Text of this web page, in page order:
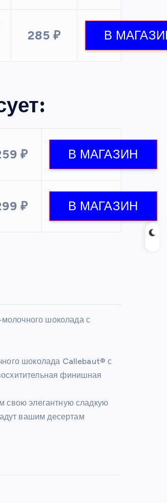
285 ₽
₽
₽
шоколада с
шоколада Callebaut® с
финишная
свою элегантную сладкую
вашим десертам